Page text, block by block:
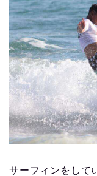
サーフィンをして